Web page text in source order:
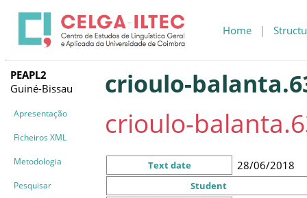
Home |
PEAPL2
Guiné-Bissau
Apresentação
Ficheiros XML
Metodologia
Pesquisar
crioulo-
crioulo-
Text date 28/06/2018
Student